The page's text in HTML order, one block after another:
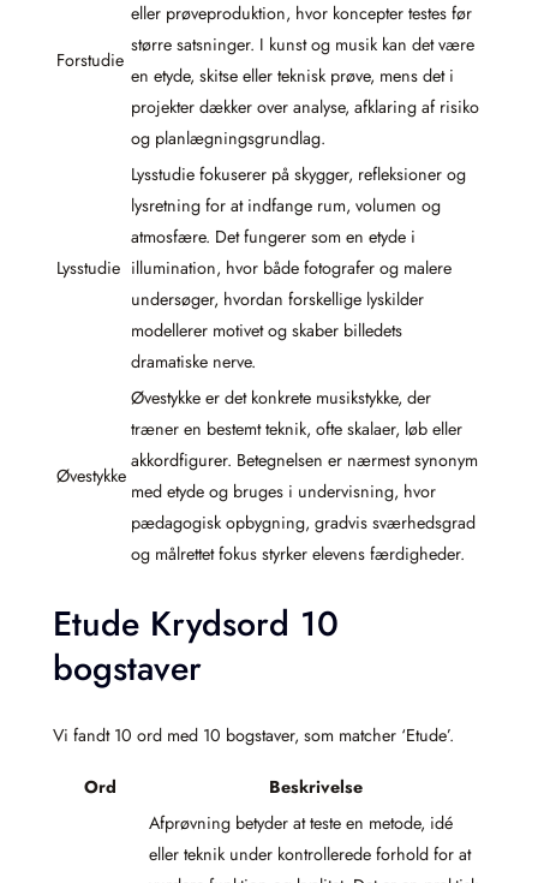
Forstudie
eller prøveproduktion, hvor koncepter testes før
større satsninger. I kunst og musik kan det være
en etyde, skitse eller teknisk prøve, mens det i
projekter dækker over analyse, afklaring af risiko
og planlægningsgrundlag.
Lysstudie
Lysstudie fokuserer på skygger, refleksioner og
lysretning for at indfange rum, volumen og
atmosfære. Det fungerer som en etyde i
illumination, hvor både fotografer og malere
undersøger, hvordan forskellige lyskilder
modellerer motivet og skaber billedets
dramatiske nerve.
Øvestykke
Øvestykke er det konkrete musikstykke, der
træner en bestemt teknik, ofte skalaer, løb eller
akkordfigurer. Betegnelsen er nærmest synonym
med etyde og bruges i undervisning, hvor
pædagogisk opbygning, gradvis sværhedsgrad
og målrettet fokus styrker elevens færdigheder.
Etude Krydsord 10
bogstaver
Vi fandt 10 ord med 10 bogstaver, som matcher ‘Etude’.
Ord Beskrivelse
Afprøvning betyder at teste en metode, idé
eller teknik under kontrollerede forhold for at